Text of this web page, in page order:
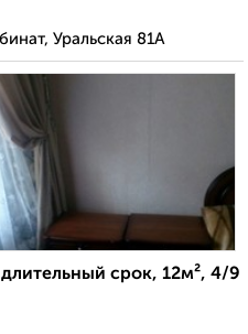
Уральская 81А
срок, 12м², 4/9